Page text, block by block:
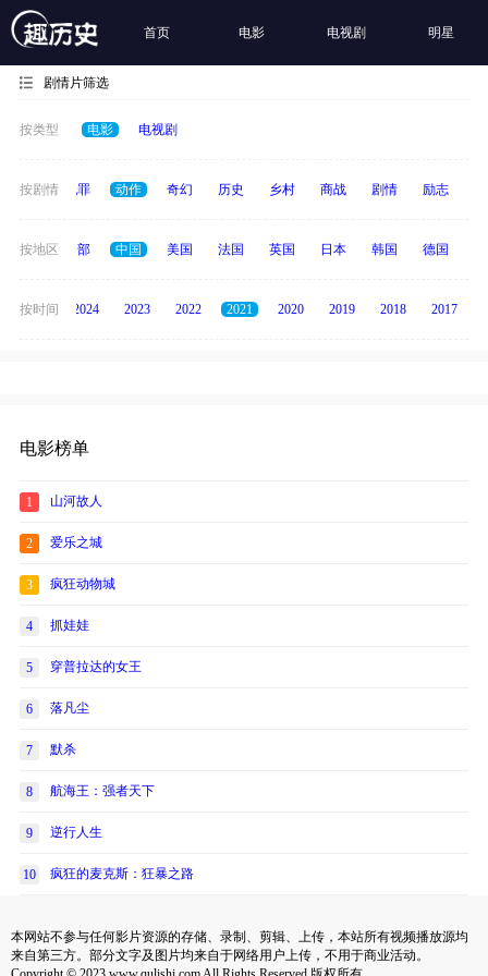
首页 电影 电视剧 明星
剧情片筛选
按类型 电影 电视剧
按剧情
偶像 犯罪 动作 奇幻 历史 乡村 商战 剧情 励志
按地区 全部 中国 美国 法国 英国 日本 韩国 德国
按时间
2025 2024 2023 2022 2021 2020 2019 2018 2017
电影榜单
1 山河故人
2 爱乐之城
3 疯狂动物城
4 抓娃娃
5 穿普拉达的女王
6 落凡尘
7 默杀
8 航海王：强者天下
9 逆行人生
10 疯狂的麦克斯：狂暴之路
本网站不参与任何影片资源的存储、录制、剪辑、上传，本站所有视频播放源均
来自第三方。部分文字及图片均来自于网络用户上传，不用于商业活动。